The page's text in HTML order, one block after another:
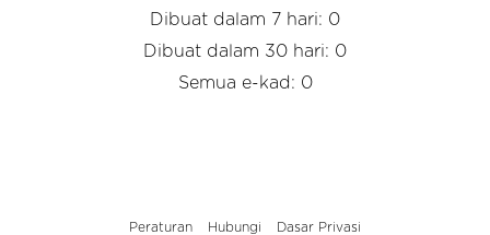
Dibuat dalam 7 hari: 0
Dibuat dalam 30 hari: 0
Semua e-kad: 0
Peraturan Hubungi Dasar Privasi